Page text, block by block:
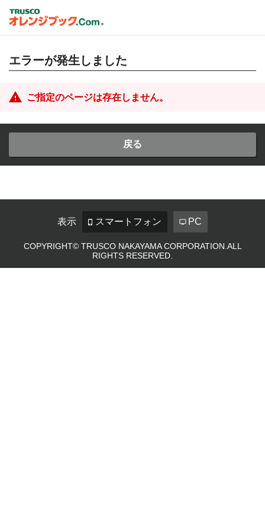
エラーが発生しました
ご指定のページは存在しません。
戻る
表示 スマートフォン PC
COPYRIGHT© TRUSCO NAKAYAMA CORPORATION.ALL
RIGHTS RESERVED.